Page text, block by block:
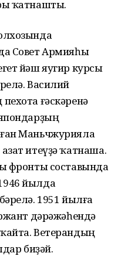
ҡатнашты.
Совет Армияһы
йәш яугир курсы
Василий
ғәскәренә
Маньчжурияла
итеүҙә ҡатнаша.
фронты составында
йылда
1951 йылға
дәрәжәһендә
Ветерандың
биҙәй.